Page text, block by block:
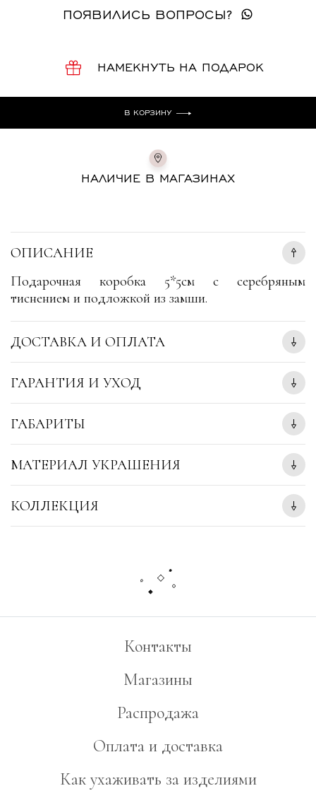
ПОЯВИЛИСЬ ВОПРОСЫ?
НАМЕКНУТЬ НА ПОДАРОК
В КОРЗИНУ
НАЛИЧИЕ В МАГАЗИНАХ
ОПИСАНИЕ
Подарочная коробка 5*5см c серебряным
тиснением и подложкой из замши.
ДОСТАВКА И ОПЛАТА
ГАРАНТИЯ И УХОД
ГАБАРИТЫ
МАТЕРИАЛ УКРАШЕНИЯ
КОЛЛЕКЦИЯ
Контакты
Магазины
Распродажа
Оплата и доставка
Как ухаживать за изделиями